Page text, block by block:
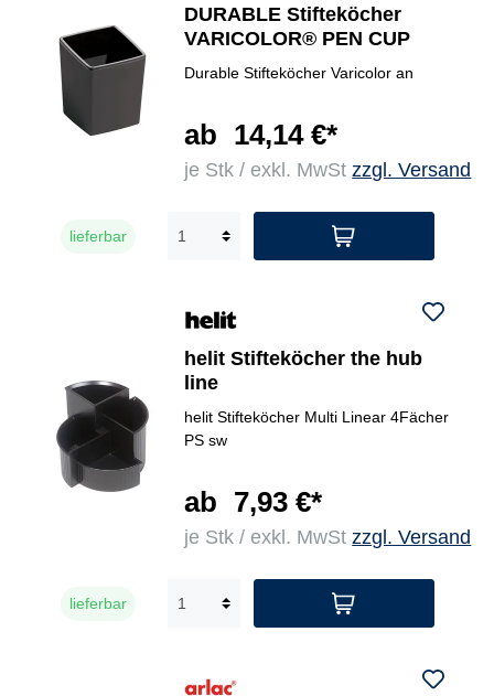
DURABLE Stifteköcher
VARICOLOR® PEN CUP
Durable Stifteköcher Varicolor an
ab 14,14 €*
je Stk / exkl. MwStzzgl. Versand
lieferbar
helit Stifteköcher the hub
line
helit Stifteköcher Multi Linear 4Fächer
PS sw
ab 7,93 €*
je Stk / exkl. MwStzzgl. Versand
lieferbar